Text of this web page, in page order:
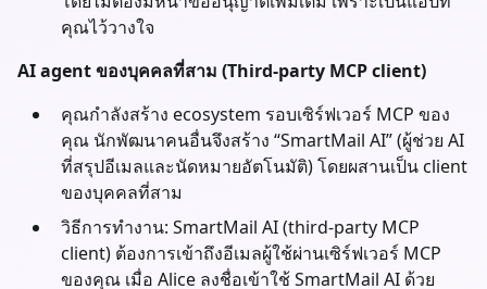
คุณไว้วางใจ
AI agent ของบุคคลที่สาม (Third-party MCP client)
คุณกำลังสร้าง ecosystem รอบเซิร์ฟเวอร์ MCP ของ
คุณ นักพัฒนาคนอื่นจึงสร้าง “SmartMail AI” (ผู้ช่วย AI
ที่สรุปอีเมลและนัดหมายอัตโนมัติ) โดยผสานเป็น client
ของบุคคลที่สาม
วิธีการทำงาน: SmartMail AI (third-party MCP
client) ต้องการเข้าถึงอีเมลผู้ใช้ผ่านเซิร์ฟเวอร์ MCP
ของคุณ เมื่อ Alice ลงชื่อเข้าใช้ SmartMail AI ด้วย